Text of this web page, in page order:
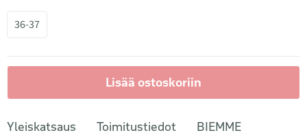
36-37
Lisää ostoskoriin
Yleiskatsaus Toimitustiedot BIEMME